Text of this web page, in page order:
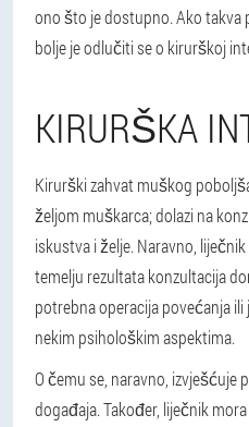
ono što je dostupno. Ako takva
bolje je odlučiti se o kirurškoj
KIRURŠKA
Kirurški zahvat muškog
željom muškarca; dolazi na
iskustva i želje. Naravno,
temelju rezultata konzultacija
potrebna operacija povećanja
nekim psihološkim aspektima.
O čemu se, naravno, izvješćuje
događaja. Također, liječnik